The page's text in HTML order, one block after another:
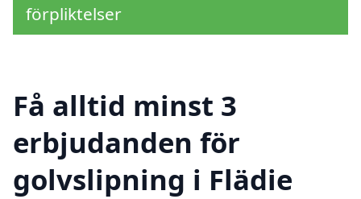
förpliktelser
Få alltid minst 3
erbjudanden för
golvslipning i Flädie